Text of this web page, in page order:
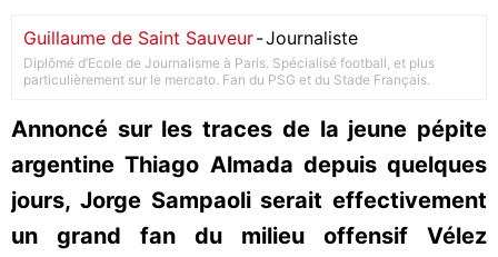
Guillaume de Saint Sauveur-Journaliste
Diplômé d’Ecole de Journalisme à Paris. Spécialisé football, et plus
particulièrement sur le mercato. Fan du PSG et du Stade Français.
Annoncé sur les traces de la jeune pépite
argentine Thiago Almada depuis quelques
jours, Jorge Sampaoli serait effectivement
un grand fan du milieu offensif Vélez